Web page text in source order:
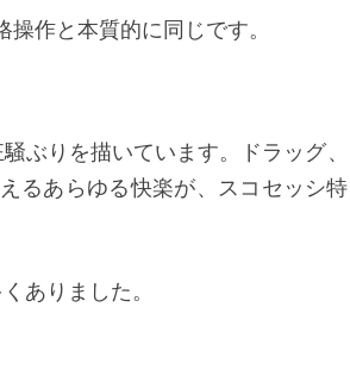
作と本質的に同じです。
ぶりを描いています。ドラッグ、
るあらゆる快楽が、スコセッシ特
ありました。